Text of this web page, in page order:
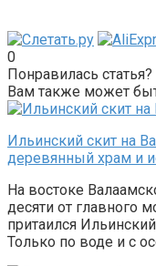
0
Понравилась
Вам также может
Ильинский скит на
деревянный храм и
На востоке
десяти от главного
притаился
Только по воде и с